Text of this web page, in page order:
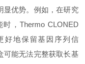
显优势。例如，在研究
，Thermo CLONED
好地保留基因序列信
可能无法完整获取长基